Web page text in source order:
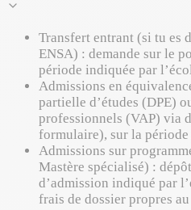
Transfert entrant (si tu es
ENSA) : demande sur le
période indiquée par
Admissions en
partielle d’études (DPE)
professionnels (VAP) via
formulaire), sur la
Admissions sur
Mastère spécialisé) :
d’admission indiqué par
frais de dossier propres